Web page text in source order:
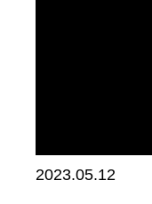
2023.05.12